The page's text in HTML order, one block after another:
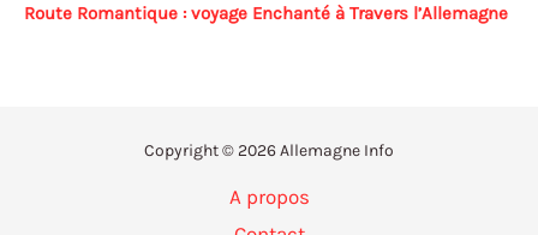
Route Romantique : voyage Enchanté à Travers l’Allemagne
Copyright © 2026 Allemagne Info
A propos